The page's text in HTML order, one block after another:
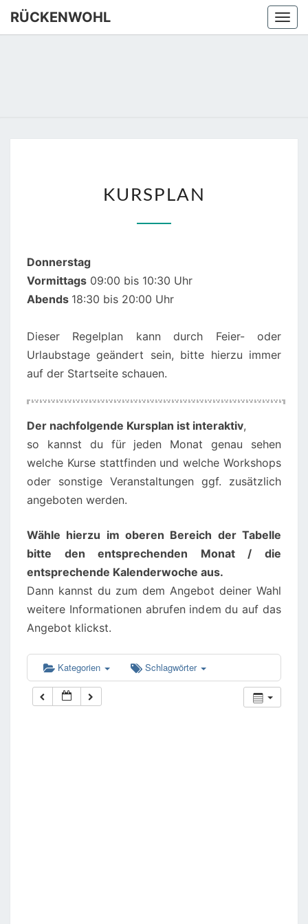
Skip
RÜCKENWOHL
KURSPLAN
Donnerstag
Vormittags 09:00 bis 10:30 Uhr
Abends 18:30 bis 20:00 Uhr
Dieser Regelplan kann durch Feier- oder
Urlaubstage geändert sein, bitte hierzu immer
auf der Startseite schauen.
Der nachfolgende Kursplan ist interaktiv,
so kannst du für jeden Monat genau sehen
welche Kurse stattfinden und welche Workshops
oder sonstige Veranstaltungen ggf. zusätzlich
angeboten werden.
Wähle hierzu im oberen Bereich der Tabelle
bitte den entsprechenden Monat / die
entsprechende Kalenderwoche aus.
Dann kannst du zum dem Angebot deiner Wahl
weitere Informationen abrufen indem du auf das
Angebot klickst.
Kategorien Schlagwörter